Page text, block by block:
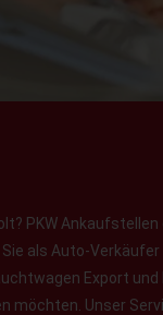
PKW
als Auto-
Export
möchten. Unser